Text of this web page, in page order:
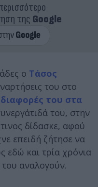
της Google
ο Τάσος
του στο
του στα
του, στην
δίδασκε, αφού
επειδή ζήτησε να
εδώ και τρία χρόνια
αναλογούν.